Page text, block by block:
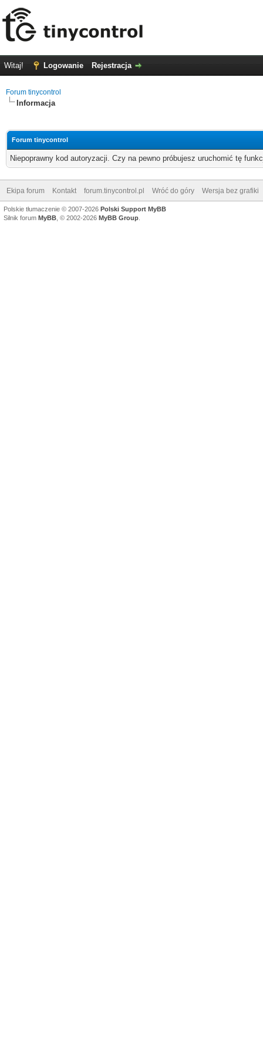
Witaj! Logowanie Rejestracja
Forum tinycontrol
Informacja
Forum tinycontrol
Niepoprawny kod autoryzacji. Czy na pewno próbujesz uruchomić tę
Ekipa forum Kontakt forum.tinycontrol.pl Wróć do góry Wersja bez grafiki
Polskie tłumaczenie © 2007-2026 Polski Support MyBB
Silnik forum MyBB , © 2002-2026 MyBB Group